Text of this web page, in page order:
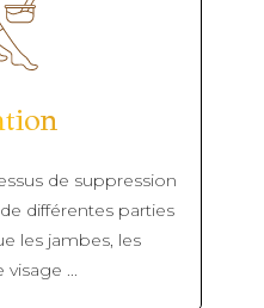
de suppression
différentes parties
les jambes, les
visage ...